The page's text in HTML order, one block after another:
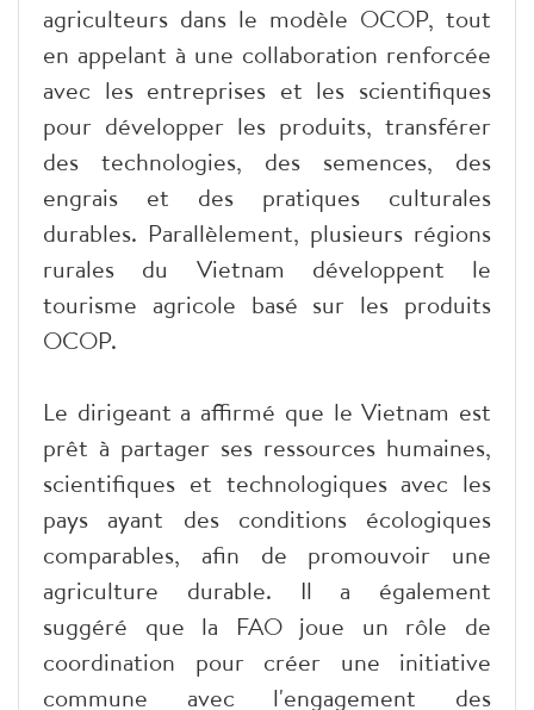
agriculteurs dans le modèle OCOP, tout
en appelant à une collaboration renforcée
avec les entreprises et les scientifiques
pour développer les produits, transférer
des technologies, des semences, des
engrais et des pratiques culturales
durables. Parallèlement, plusieurs régions
rurales du Vietnam développent le
tourisme agricole basé sur les produits
OCOP.
Le dirigeant a affirmé que le Vietnam est
prêt à partager ses ressources humaines,
scientifiques et technologiques avec les
pays ayant des conditions écologiques
comparables, afin de promouvoir une
agriculture durable. Il a également
suggéré que la FAO joue un rôle de
coordination pour créer une initiative
commune avec l'engagement des